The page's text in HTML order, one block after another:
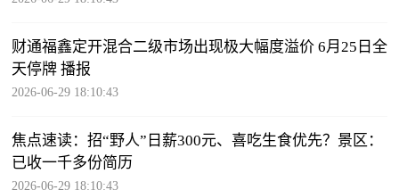
财通福鑫定开混合二级市场出现极大幅度溢价 6月25日全
天停牌 播报
2026-06-29 18:10:43
焦点速读：招“野人”日薪300元、喜吃生食优先？景区：
已收一千多份简历
2026-06-29 18:10:43